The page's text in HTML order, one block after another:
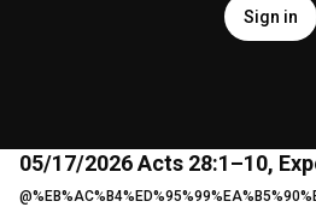
Sign in
05/17/2026 Acts 28:1–10,
@